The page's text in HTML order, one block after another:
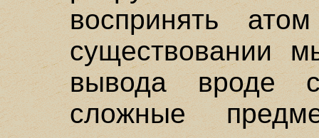
воспринять
существовании
вывода вроде
сложные